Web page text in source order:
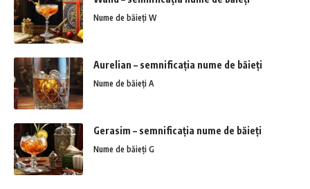
Nume de băieți W
Aurelian – semnificația nume de băieți
Nume de băieți A
Gerasim – semnificația nume de băieți
Nume de băieți G